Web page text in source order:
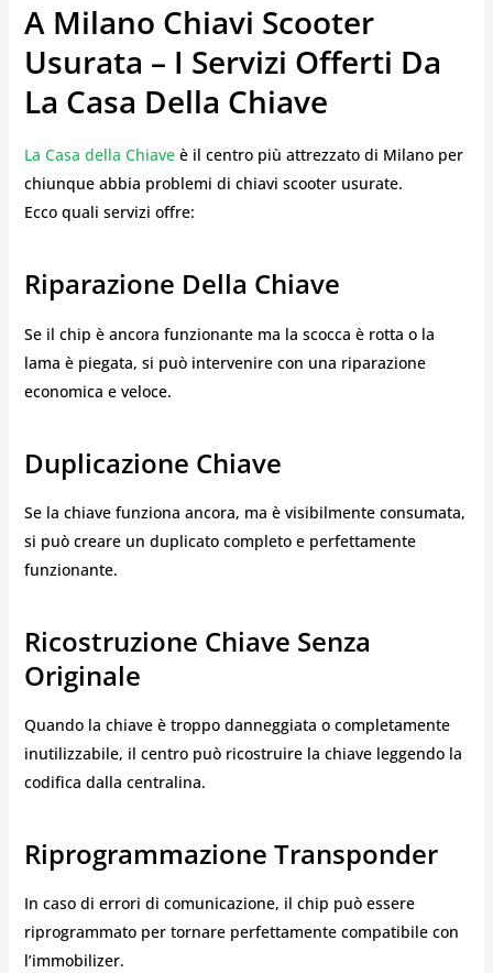
A Milano Chiavi Scooter
Usurata – I Servizi Offerti Da
La Casa Della Chiave
La Casa della Chiaveè il centro più attrezzato di Milano per
chiunque abbia problemi di chiavi scooter usurate.
Ecco quali servizi offre:
Riparazione Della Chiave
Se il chip è ancora funzionante ma la scocca è rotta o la
lama è piegata, si può intervenire con una riparazione
economica e veloce.
Duplicazione Chiave
Se la chiave funziona ancora, ma è visibilmente consumata,
si può creare un duplicato completo e perfettamente
funzionante.
Ricostruzione Chiave Senza
Originale
Quando la chiave è troppo danneggiata o completamente
inutilizzabile, il centro può ricostruire la chiave leggendo la
codifica dalla centralina.
Riprogrammazione Transponder
In caso di errori di comunicazione, il chip può essere
riprogrammato per tornare perfettamente compatibile con
l’immobilizer.